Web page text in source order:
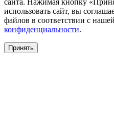
использовать сайт, вы
файлов в соответствии с нашей
конфиденциальности.
Принять